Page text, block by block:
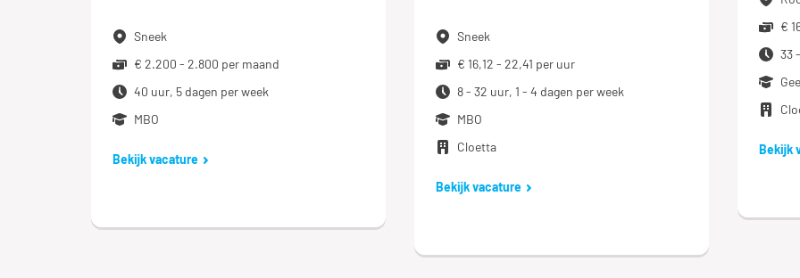
Sneek
€ 2.200 - 2.800 per maand
40 uur, 5 dagen per week
MBO
Bekijk vacature
Sneek
€ 16,12 - 22,41 per uur
8 - 32 uur, 1 - 4 dagen per week
MBO
Cloetta
Bekijk vacature
€
33
Bekijk